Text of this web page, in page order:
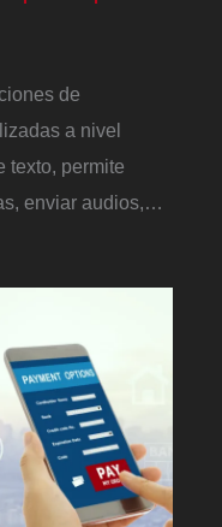
de
a nivel
texto, permite
enviar audios,…